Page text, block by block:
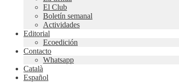
El Club
Boletín semanal
Actividades
Editorial
Ecoedición
Contacto
Whatsapp
Català
Español